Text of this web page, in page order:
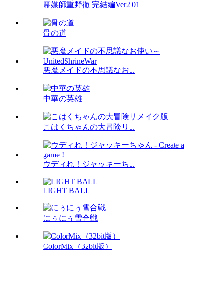
霊媒師重野徹 完結編Ver2.01
骨の道
悪魔メイドの不思議なお...
中華の英雄
こはくちゃんの大冒険リ...
ウディれ！ジャッキーち...
LIGHT BALL
にぅにぅ雪合戦
ColorMix（32bit版）